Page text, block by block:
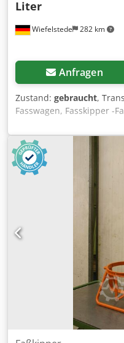
Wiefelstede 282 km
Liter
Anfragen
Zustand: gebraucht,
Fasswagen, Fasskipper -
Liter-Fass -Fassauflage:
Radausstattung: 2
Tek -Halterung: für
990/610/H680 mm -